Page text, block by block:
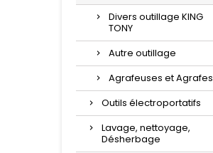
Divers outillage KING
TONY
Autre outillage
Agrafeuses et Agrafes
Outils électroportatifs
Lavage, nettoyage,
Désherbage